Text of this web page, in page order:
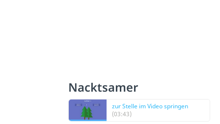
Nacktsamer
zur Stelle im Video springen
(03:43)